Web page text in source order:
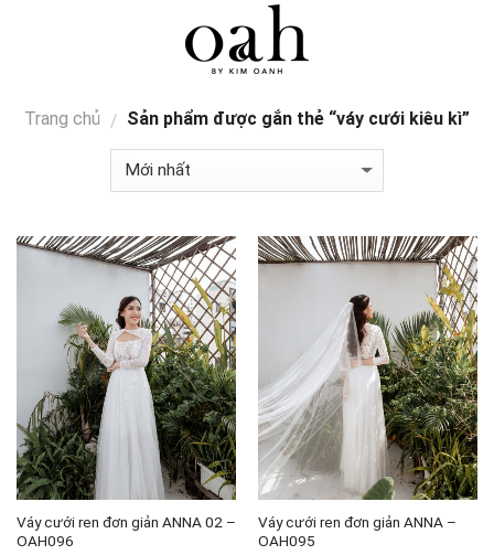
Trang chủ / Sản phẩm được gắn thẻ “váy cưới kiêu kì”
Váy cưới ren đơn giản ANNA 02 –
OAH096
Váy cưới ren đơn giản ANNA –
OAH095